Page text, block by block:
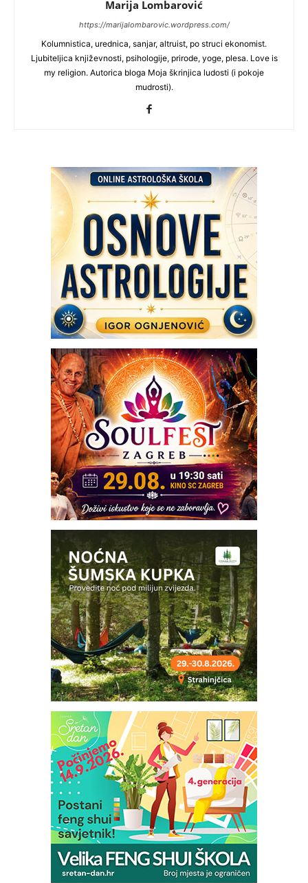
Marija Lombarović
https://marijalombarovic.wordpress.com/
Kolumnistica, urednica, sanjar, altruist, po struci ekonomist.
Ljubiteljica književnosti, psihologije, prirode, yoge, plesa. Love is
my religion. Autorica bloga Moja škrinjica ludosti (i pokoje
mudrosti).